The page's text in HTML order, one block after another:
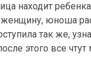
находит
юноша
так же,
этого все